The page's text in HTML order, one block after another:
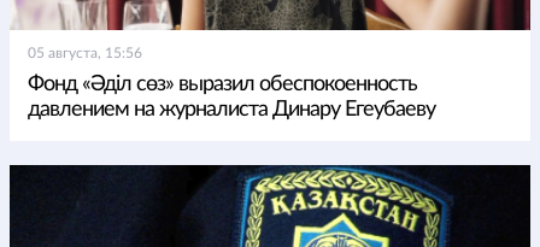
05 августа, 15:56
Фонд «Әділ сөз» выразил обеспокоенность
давлением на журналиста Динару Егеубаеву